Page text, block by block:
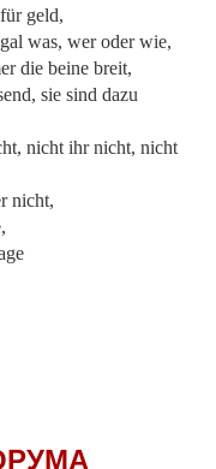
geld,
was, wer oder wie,
die beine breit,
sie sind dazu
nicht ihr nicht, nicht
nicht,